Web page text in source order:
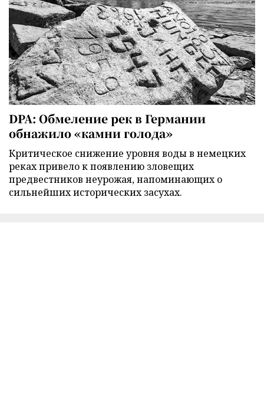
DPA: Обмеление рек в Германии
обнажило «камни голода»
Критическое снижение уровня воды в немецких
реках привело к появлению зловещих
предвестников неурожая, напоминающих о
сильнейших исторических засухах.